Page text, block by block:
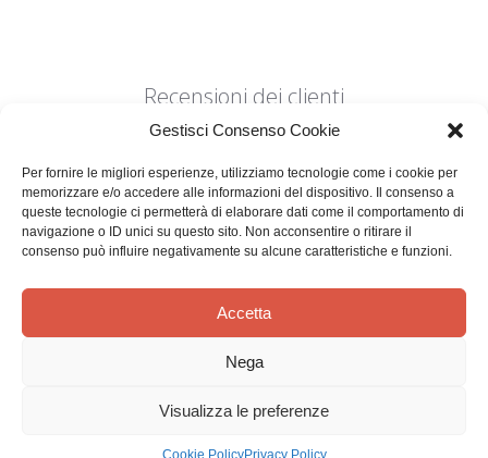
Gestisci Consenso Cookie
Per fornire le migliori esperienze, utilizziamo tecnologie come i cookie per
memorizzare e/o accedere alle informazioni del dispositivo. Il consenso a
queste tecnologie ci permetterà di elaborare dati come il comportamento di
navigazione o ID unici su questo sito. Non acconsentire o ritirare il
consenso può influire negativamente su alcune caratteristiche e funzioni.
Accetta
Nega
Visualizza le preferenze
Cookie PolicyPrivacy Policy
Recensioni dei clienti
Siamo in cerca di stelle!
Comunicaci cosa ne pensi
Sii il primo a scrivere una
recensione